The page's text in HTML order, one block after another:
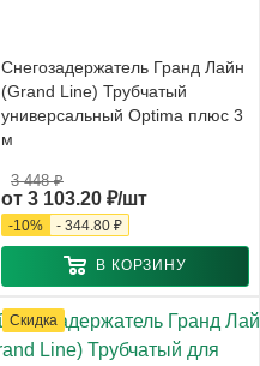
Снегозадержатель Гранд Лайн
(Grand Line) Трубчатый
универсальный Optima плюс 3
м
от 3 103.20 ₽/шт
3 448 ₽
-10% - 344.80 ₽
В КОРЗИНУ
Скидка